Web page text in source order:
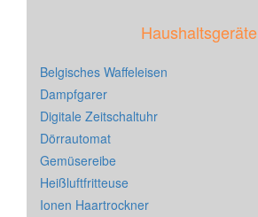
Haushaltsgeräte
Belgisches Waffeleisen
Dampfgarer
Digitale Zeitschaltuhr
Dörrautomat
Gemüsereibe
Heißluftfritteuse
Ionen Haartrockner